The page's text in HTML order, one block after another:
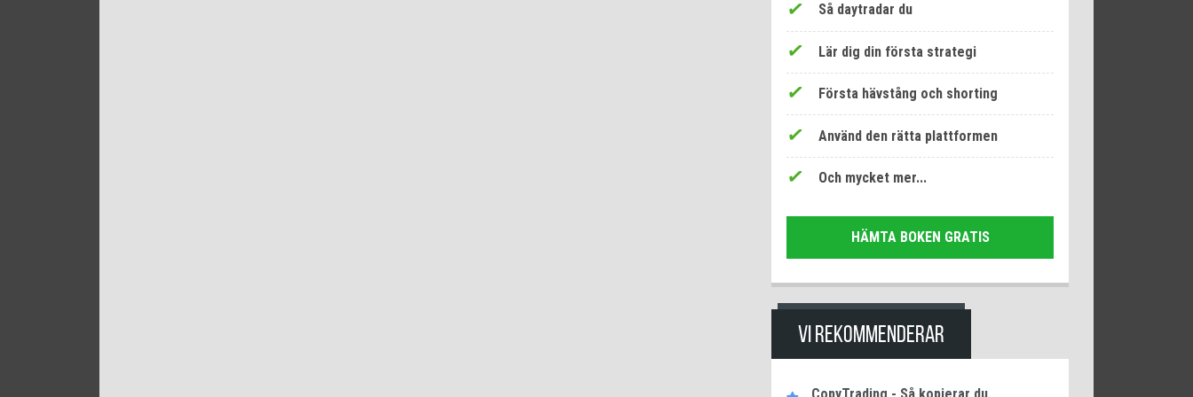
Så daytradar du
Lär dig din första strategi
Första hävstång och shorting
Använd den rätta plattformen
Och mycket mer...
HÄMTA BOKEN GRATIS
VI REKOMMENDERAR